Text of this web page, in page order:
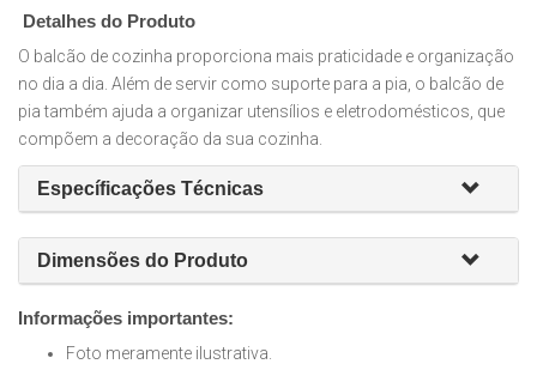
Detalhes do Produto
O balcão de cozinha proporciona mais praticidade e organização
no dia a dia. Além de servir como suporte para a pia, o balcão de
pia também ajuda a organizar utensílios e eletrodomésticos, que
compõem a decoração da sua cozinha.
Específicações Técnicas
Dimensões do Produto
Informações importantes:
Foto meramente ilustrativa.